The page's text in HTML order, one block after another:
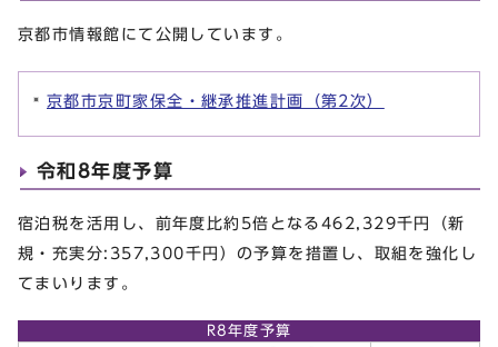
京都市情報館にて公開しています。
京都市京町家保全・継承推進計画（第2次）
令和8年度予算
宿泊税を活用し、前年度比約5倍となる462,329千円（新
規・充実分:357,300千円）の予算を措置し、取組を強化し
てまいります。
R8年度予算